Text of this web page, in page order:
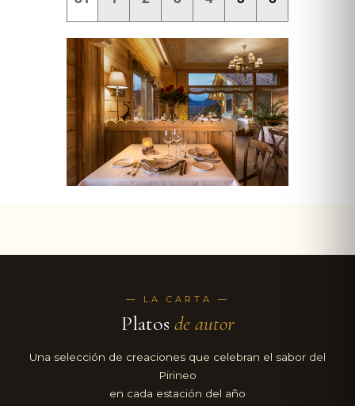
— LA CARTA —
Platos de autor
Una selección de creaciones que celebran el sabor del
Pirineo
en cada estación del año